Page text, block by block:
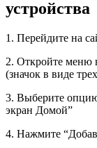
устройства
1. Перейдите на
2. Откройте меню
(значок в виде
3. Выберите
экран Домой”
4. Нажмите